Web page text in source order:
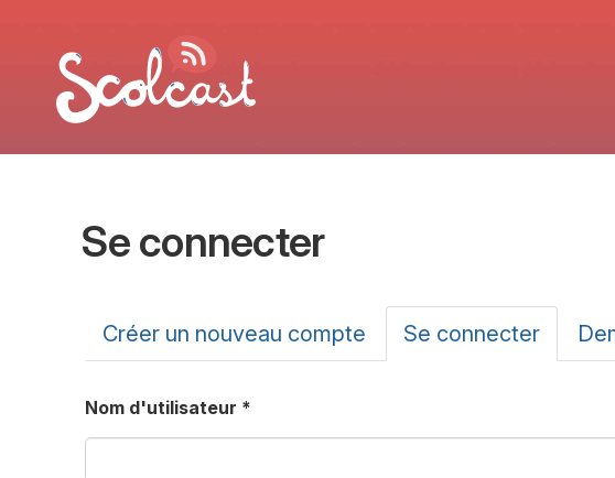
Se connecter
Onglets principaux
Créer un nouveau compte Se connecter (onglet
actif)
Nom d'utilisateur *